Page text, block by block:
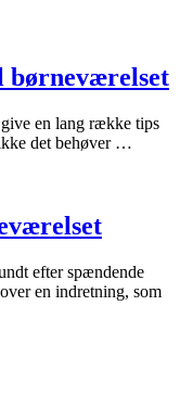
børneværelset
en lang række tips
det behøver …
efter spændende
en indretning, som